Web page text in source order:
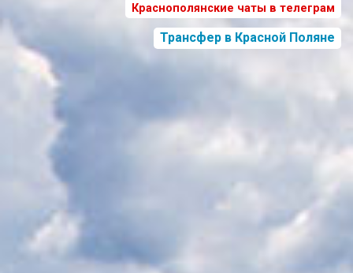
Краснополянские чаты в телеграм
Трансфер в Красной Поляне